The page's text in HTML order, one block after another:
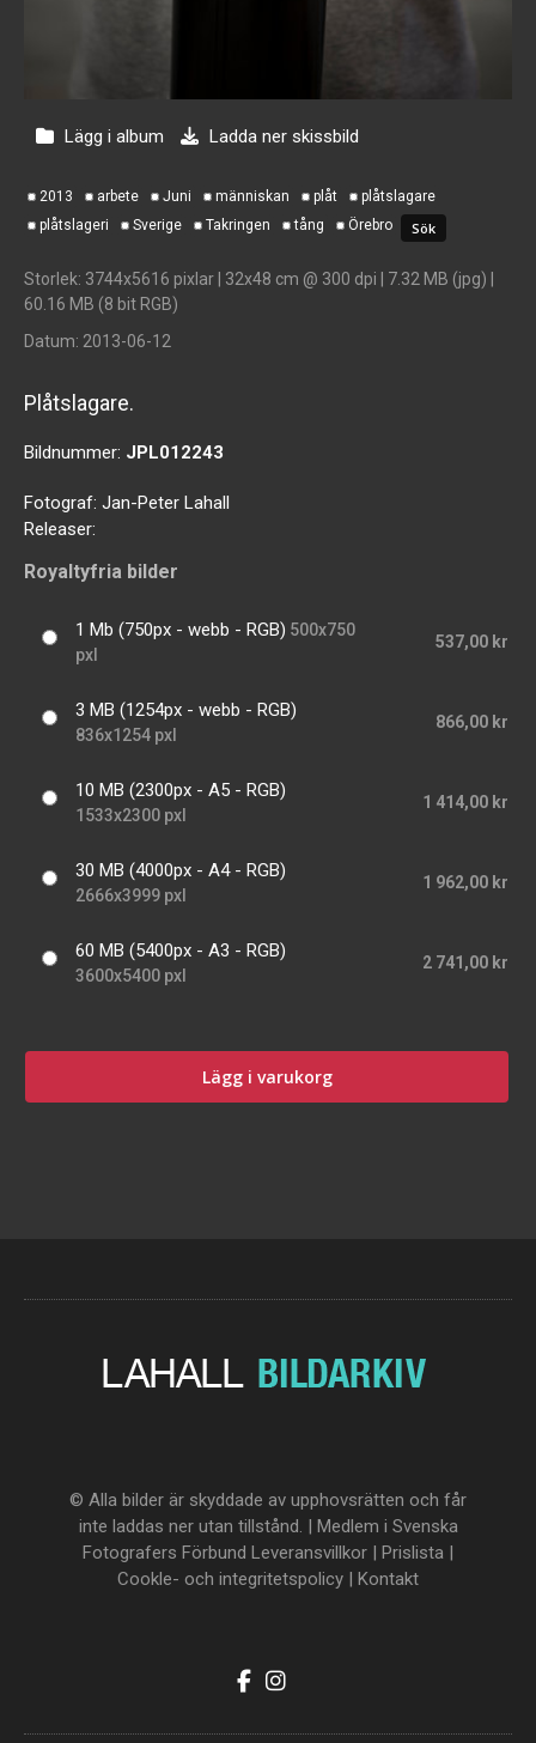
Lägg i album Ladda ner skissbild
2013 arbete Juni människan plåt
plåtslagare
plåtslageri
Sverige Takringen tång Örebro
Storlek: 3744x5616 pixlar | 32x48 cm @ 300 dpi | 7.32 MB (jpg) |
60.16 MB (8 bit RGB)
Datum: 2013-06-12
Plåtslagare.
Bildnummer: JPL012243
Fotograf: Jan-Peter Lahall
Releaser:
Royaltyfria bilder
1 Mb (750px - webb - RGB) 500x750
pxl
537,00 kr
3 MB (1254px - webb - RGB)
836x1254 pxl
866,00 kr
10 MB (2300px - A5 - RGB)
1533x2300 pxl
1 414,00 kr
30 MB (4000px - A4 - RGB)
2666x3999 pxl
1 962,00 kr
60 MB (5400px - A3 - RGB)
3600x5400 pxl
2 741,00 kr
Lägg i varukorg
© Alla bilder är skyddade av upphovsrätten och får
inte laddas ner utan tillstånd. | Medlem i Svenska
Fotografers Förbund Leveransvillkor | Prislista |
Cookle- och integritetspolicy | Kontakt